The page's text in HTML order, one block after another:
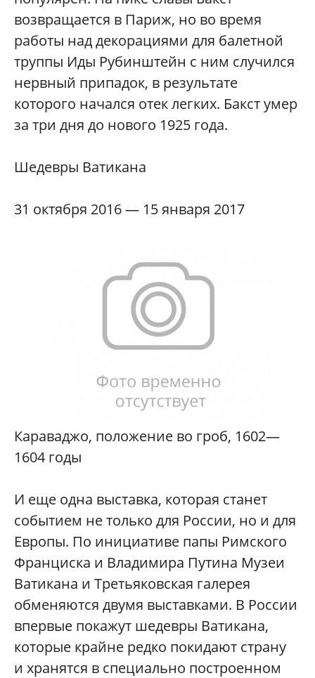
возвращается в Париж, но во время
работы над декорациями для балетной
труппы Иды Рубинштейн с ним случился
нервный припадок, в результате
которого начался отек легких. Бакст умер
за три дня до нового 1925 года.
Шедевры Ватикана
31 октября 2016 — 15 января 2017
Караваджо, положение во гроб, 1602—
1604 годы
И еще одна выставка, которая станет
событием не только для России, но и для
Европы. По инициативе папы Римского
Франциска и Владимира Путина Музеи
Ватикана и Третьяковская галерея
обменяются двумя выставками. В России
впервые покажут шедевры Ватикана,
которые крайне редко покидают страну
и хранятся в специально построенном